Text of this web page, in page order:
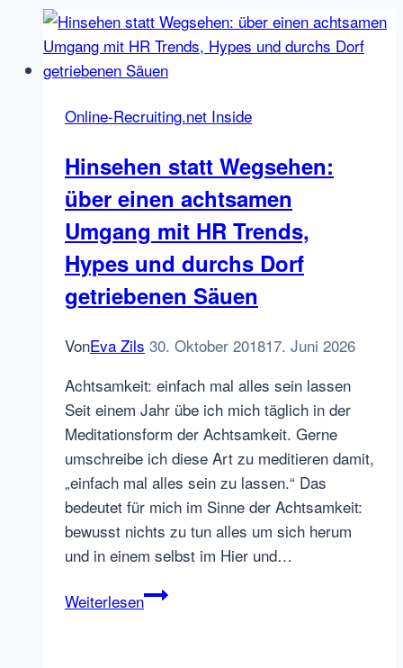
Online-Recruiting.net Inside
Hinsehen statt Wegsehen:
über einen achtsamen
Umgang mit HR Trends,
Hypes und durchs Dorf
getriebenen Säuen
VonEva Zils 30. Oktober 201817. Juni 2026
Achtsamkeit: einfach mal alles sein lassen
Seit einem Jahr übe ich mich täglich in der
Meditationsform der Achtsamkeit. Gerne
umschreibe ich diese Art zu meditieren damit,
„einfach mal alles sein zu lassen.“ Das
bedeutet für mich im Sinne der Achtsamkeit:
bewusst nichts zu tun alles um sich herum
und in einem selbst im Hier und…
WeiterlesenHinsehen